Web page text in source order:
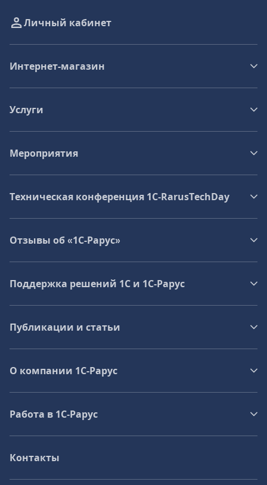
Личный кабинет
Интернет-магазин
Услуги
Мероприятия
Техническая конференция 1C‑RarusTechDay
Отзывы об «1С-Рарус»
Поддержка решений 1С и 1С‑Рарус
Публикации и статьи
О компании 1C-Рарус
Работа в 1С‑Рарус
Контакты